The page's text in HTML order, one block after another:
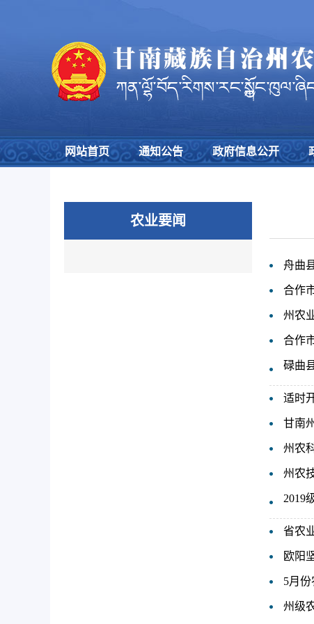
网站首页 通知公告 政府信息公开
农业要闻
舟曲
合作
州农
合作
碌曲
适时
甘南
州农
州农
2019
省农
欧阳
5月
州级